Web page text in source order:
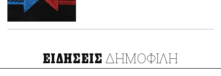
ΕΙΔΗΣΕΙΣ ΔΗΜΟΦΙΛΗ